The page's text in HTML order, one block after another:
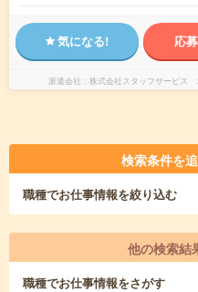
気になる! 応
派遣会社 株式会社スタッフサービス
検索条件を
職種でお仕事情報を絞り込む
他の検索結
職種でお仕事情報をさがす